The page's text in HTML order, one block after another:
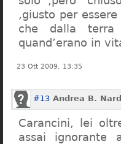
,giusto per
che dalla terra
quand’erano in
23 Ott 2009, 13:35
#13 Andrea B.
Carancini, lei
assai ignorante